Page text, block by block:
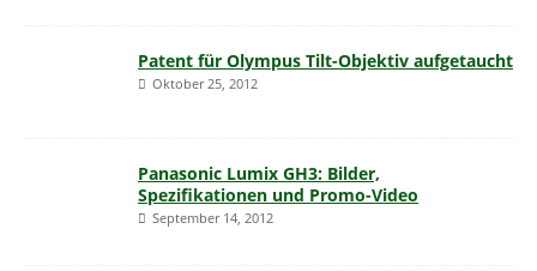
Patent für Olympus Tilt-Objektiv aufgetaucht
Oktober 25, 2012
Panasonic Lumix GH3: Bilder,
Spezifikationen und Promo-Video
September 14, 2012